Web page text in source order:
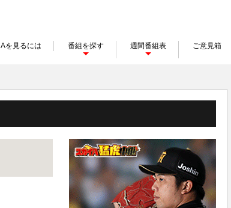
を見るには 番組を探す 週間番組表 ご意見箱